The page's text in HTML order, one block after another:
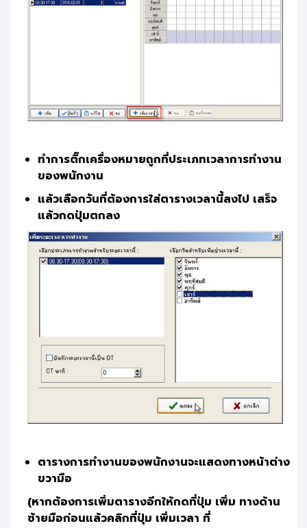
ทำการติ๊กเครื่องหมายถูกที่ประเภทเวลาการทำงาน
ของพนักงาน
แล้วเลือกวันที่ต้องการใส่ตารางเวลานี้ลงไป เสร็จ
แล้วกดปุ่มตกลง
ตารางการทำงานของพนักงานจะแสดงทางหน้าต่าง
ขวามือ
(หากต้องการเพิ่มตารางอีกให้กดที่ปุ่ม เพิ่ม ทางด้าน
ซ้ายมือก่อนแล้วคลิกที่ปุ่ม เพิ่มเวลา ที่